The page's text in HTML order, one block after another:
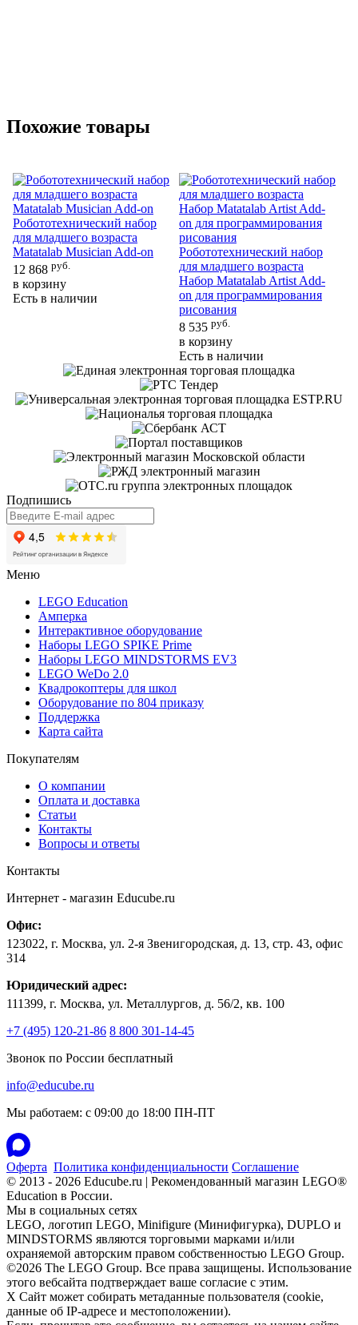
Похожие товары
Робототехнический набор
для младшего возраста
Matatalab Musician Add-on
12 868 руб.
в корзину
Есть в наличии
Робототехнический набор
для младшего возраста
Набор Matatalab Artist Add-
on для программирования
рисования
8 535 руб.
в корзину
Есть в наличии
Подпишись
Меню
LEGO Education
Амперка
Интерактивное оборудование
Наборы LEGO SPIKE Prime
Наборы LEGO MINDSTORMS EV3
LEGO WeDo 2.0
Квадрокоптеры для школ
Оборудование по 804 приказу
Поддержка
Карта сайта
Покупателям
О компании
Оплата и доставка
Статьи
Контакты
Вопросы и ответы
Контакты
Интернет - магазин Educube.ru
Офис:
123022, г. Москва, ул. 2-я Звенигородская, д. 13, стр. 43, офис
314
Юридический адрес:
111399, г. Москва, ул. Металлургов, д. 56/2, кв. 100
+7 (495) 120-21-86 8 800 301-14-45
Звонок по России бесплатный
info@educube.ru
Мы работаем: c 09:00 до 18:00 ПН-ПТ
Оферта Политика конфиденциальности Соглашение
© 2013 - 2026 Educube.ru | Рекомендованный магазин LEGO®
Education в России.
Мы в социальных сетях
LEGO, логотип LEGO, Minifigure (Минифигурка), DUPLO и
MINDSTORMS являются торговыми марками и/или
охраняемой авторским правом собственностью LEGO Group.
©2026 The LEGO Group. Все права защищены. Использование
этого вебсайта подтверждает ваше согласие с этим.
X Сайт может собирать метаданные пользователя (cookie,
данные об IP-адресе и местоположении).